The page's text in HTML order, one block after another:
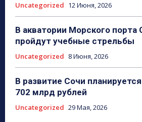
Uncategorized 12 Июня, 2026
В акватории Морского порта
пройдут учебные стрельбы
Uncategorized 8 Июня, 2026
В развитие Сочи
702 млрд рублей
Uncategorized 29 Мая, 2026